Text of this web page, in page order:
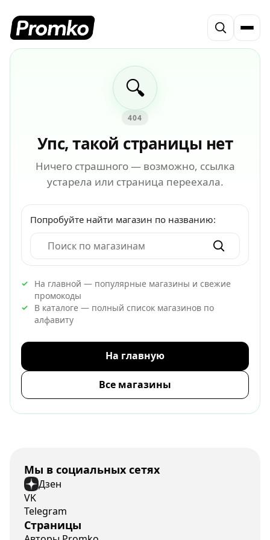
🔍
404
Упс, такой страницы нет
Ничего страшного — возможно, ссылка
устарела или страница переехала.
Попробуйте найти магазин по названию:
На главной — популярные магазины и свежие
промокоды
В каталоге — полный список магазинов по
алфавиту
На главную
Все магазины
Мы в социальных сетях
Дзен
VK
Telegram
Страницы